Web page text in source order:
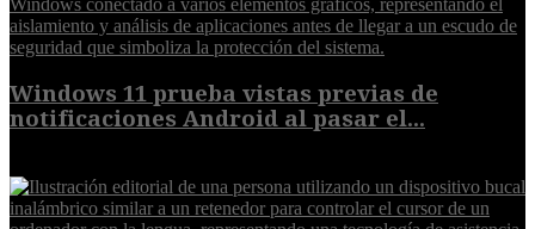
Windows 11 prueba vistas previas de
notificaciones Android al pasar el...